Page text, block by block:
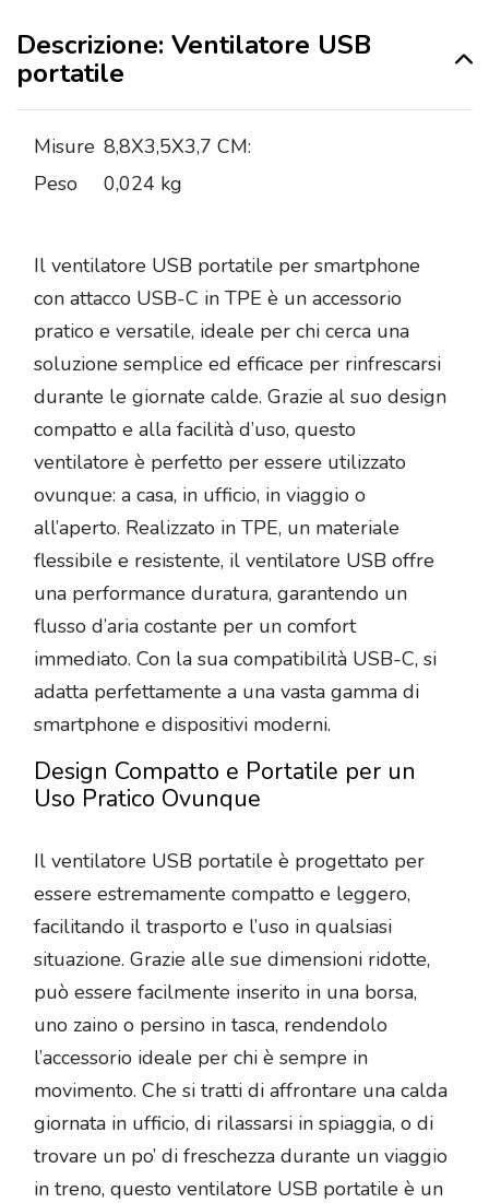
Descrizione: Ventilatore USB
portatile
Misure 8,8X3,5X3,7 CM:
Peso
0,024 kg
Il ventilatore USB portatile per smartphone
con attacco USB-C in TPE è un accessorio
pratico e versatile, ideale per chi cerca una
soluzione semplice ed efficace per rinfrescarsi
durante le giornate calde. Grazie al suo design
compatto e alla facilità d’uso, questo
ventilatore è perfetto per essere utilizzato
ovunque: a casa, in ufficio, in viaggio o
all’aperto. Realizzato in TPE, un materiale
flessibile e resistente, il ventilatore USB offre
una performance duratura, garantendo un
flusso d’aria costante per un comfort
immediato. Con la sua compatibilità USB-C, si
adatta perfettamente a una vasta gamma di
smartphone e dispositivi moderni.
Design Compatto e Portatile per un
Uso Pratico Ovunque
Il ventilatore USB portatile è progettato per
essere estremamente compatto e leggero,
facilitando il trasporto e l’uso in qualsiasi
situazione. Grazie alle sue dimensioni ridotte,
può essere facilmente inserito in una borsa,
uno zaino o persino in tasca, rendendolo
l’accessorio ideale per chi è sempre in
movimento. Che si tratti di affrontare una calda
giornata in ufficio, di rilassarsi in spiaggia, o di
trovare un po’ di freschezza durante un viaggio
in treno, questo ventilatore USB portatile è un